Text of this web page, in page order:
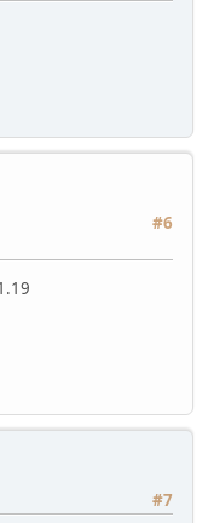
#6
#7